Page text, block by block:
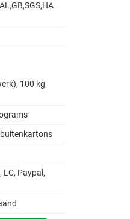
100 kg
LC, Paypal,